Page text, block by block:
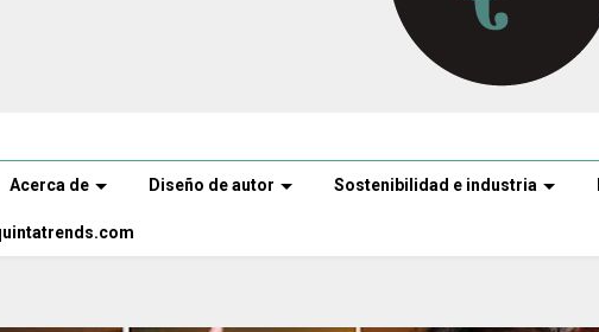
Acerca de Diseño de autor Sostenibilidad e industria